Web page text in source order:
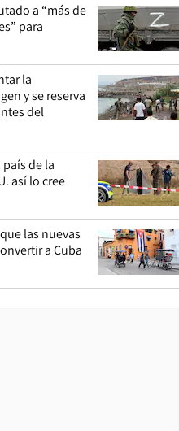
a “más de
para
la
y se reserva
del
de la
así lo cree
las nuevas
a Cuba